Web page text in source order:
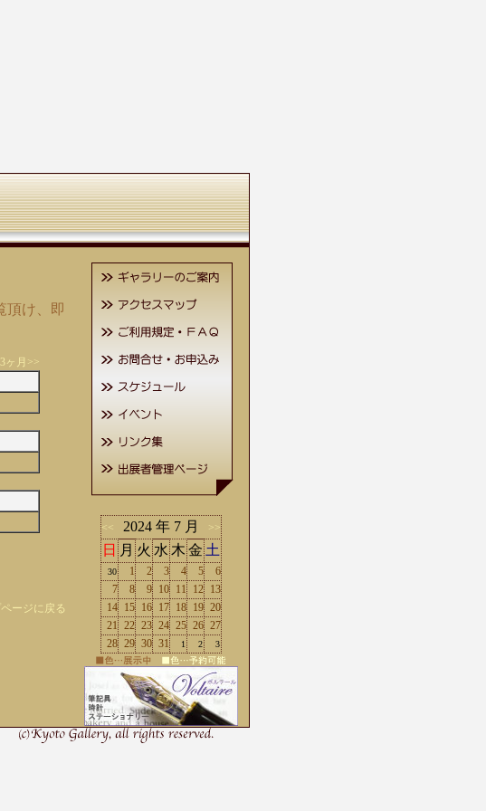
頂け、即
ヶ月>>
ページに戻る
<< 2024 年 7 月 >>
日 月 火 水 木 金 土
30 1 2 3 4 5
6
7
8 9 10 11 12
13
14
15 16 17 18 19 20
21 22 23 24 25 26 27
28 29 30 31 1 2 3